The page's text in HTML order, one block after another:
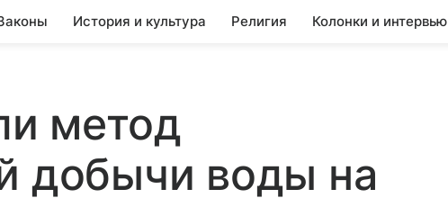
История и культура Религия Колонки и интервью
метод
добычи воды на